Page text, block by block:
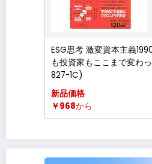
ESG思考 激変資本主義
も投資家もここまで変わ
827-1C)
新品価格
￥968から